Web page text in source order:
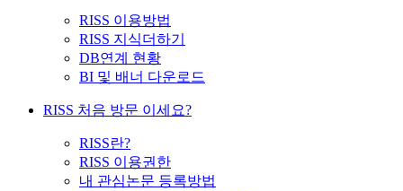
RISS 이용방법
RISS 지식더하기
DB연계 현황
BI 및 배너 다운로드
RISS 처음 방문 이세요?
RISS란?
RISS 이용권한
내 관심논문 등록방법